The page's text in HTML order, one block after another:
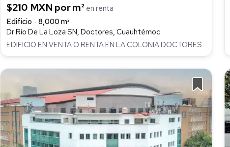
$210 MXN por m² en renta
Edificio
8,000 m²
Dr Río De La Loza SN, Doctores, Cuauhtémoc
EDIFICIO EN VENTA O RENTA EN LA COLONIA DOCTORES